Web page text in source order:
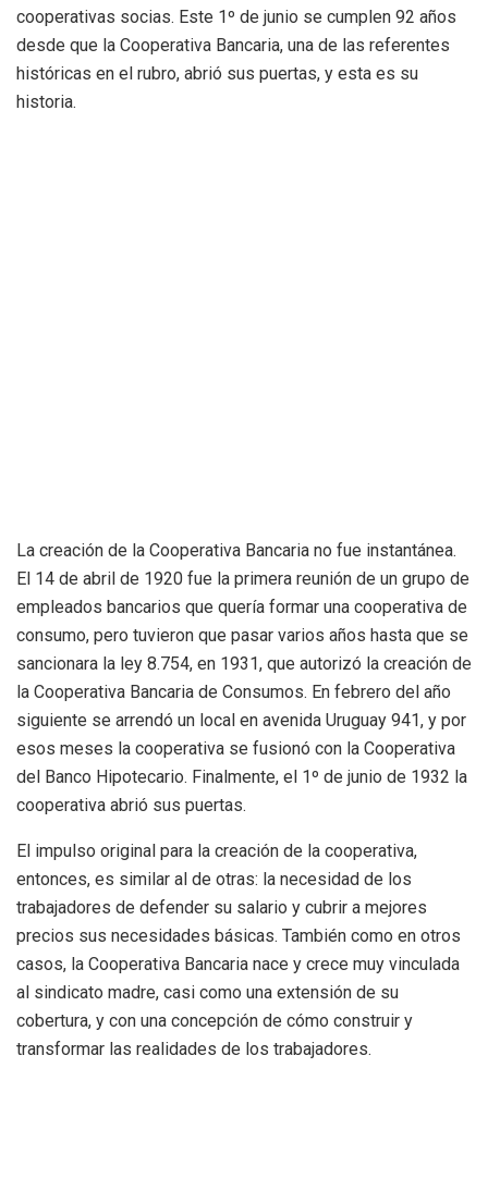
cooperativas socias. Este 1º de junio se cumplen 92 años
desde que la Cooperativa Bancaria, una de las referentes
históricas en el rubro, abrió sus puertas, y esta es su
historia.
La creación de la Cooperativa Bancaria no fue instantánea.
El 14 de abril de 1920 fue la primera reunión de un grupo de
empleados bancarios que quería formar una cooperativa de
consumo, pero tuvieron que pasar varios años hasta que se
sancionara la ley 8.754, en 1931, que autorizó la creación de
la Cooperativa Bancaria de Consumos. En febrero del año
siguiente se arrendó un local en avenida Uruguay 941, y por
esos meses la cooperativa se fusionó con la Cooperativa
del Banco Hipotecario. Finalmente, el 1º de junio de 1932 la
cooperativa abrió sus puertas.
El impulso original para la creación de la cooperativa,
entonces, es similar al de otras: la necesidad de los
trabajadores de defender su salario y cubrir a mejores
precios sus necesidades básicas. También como en otros
casos, la Cooperativa Bancaria nace y crece muy vinculada
al sindicato madre, casi como una extensión de su
cobertura, y con una concepción de cómo construir y
transformar las realidades de los trabajadores.